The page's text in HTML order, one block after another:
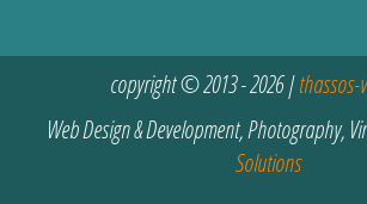
copyright © 2013 - 2026 |thassos-
Web Design & Development, Photography,
Solutions